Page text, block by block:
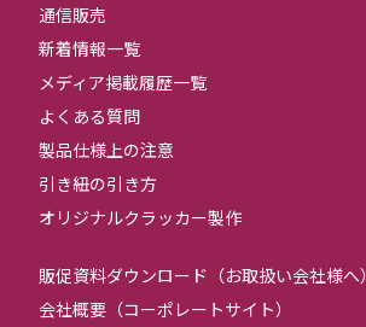
通信販売
新着情報一覧
メディア掲載履歴一覧
よくある質問
製品仕様上の注意
引き紐の引き方
オリジナルクラッカー製作
販促資料ダウンロード（お取扱い会社様へ）
会社概要（コーポレートサイト）